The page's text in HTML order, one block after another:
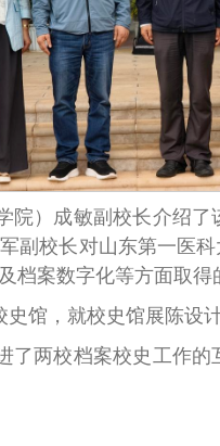
）成敏副校长介绍
副校长对山东第一医
档案数字化等方面取得
馆，就校史馆展陈设
两校档案校史工作